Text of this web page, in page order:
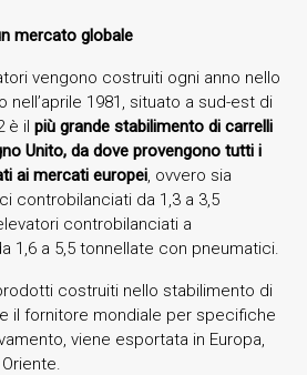
mercato globale
vengono costruiti ogni anno nello
nell’aprile 1981, situato a sud-est di
è il più grande stabilimento di carrelli
Unito, da dove provengono tutti i
ai mercati europei, ovvero sia
controbilanciati da 1,3 a 3,5
controbilanciati a
1,6 a 5,5 tonnellate con pneumatici.
costruiti nello stabilimento di
il fornitore mondiale per specifiche
viene esportata in Europa,